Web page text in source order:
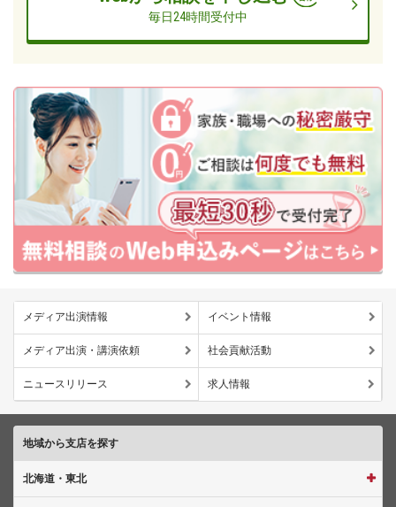
毎日24時間受付中
メディア出演情報 イベント情報
メディア出演・講演依頼 社会貢献活動
ニュースリリース 求人情報
地域から支店を探す
北海道・東北